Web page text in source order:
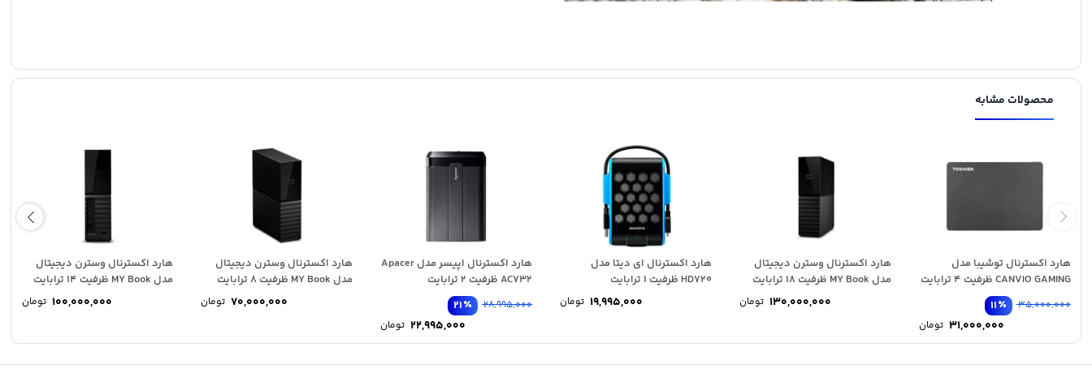
محصولات مشابه
هارد اکسترنال توشیبا مدل
CANVIO GAMING ظرفیت 4 ترابایت
٪11 35,000,000
31,000,000 تومان
هارد اکسترنال وسترن دیجیتال
مدل MY Book ظرفیت 18 ترابایت
130,000,000 تومان
هارد اکسترنال ای دیتا مدل
HD720 ظرفیت 1 ترابایت
19,995,000 تومان
هارد اکسترنال اپیسر مدل Apacer
AC732 ظرفیت 2 ترابایت
٪21 28,995,000
22,995,000 تومان
هارد اکسترنال وسترن دیجیتال
مدل MY Book ظرفیت 8 ترابایت
70,000,000 تومان
هارد اکسترنال وسترن دیجیتال
مدل MY Book ظرفیت 14 ترابایت
100,000,000 تومان